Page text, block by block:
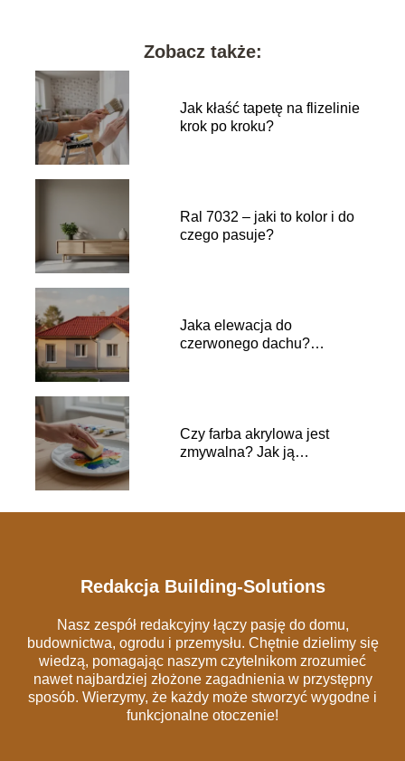
Zobacz także:
Jak kłaść tapetę na flizelinie
krok po kroku?
Ral 7032 – jaki to kolor i do
czego pasuje?
Jaka elewacja do
czerwonego dachu?
Czy farba akrylowa jest
zmywalna? Jak ją
Redakcja Building-Solutions
Nasz zespół redakcyjny łączy pasję do domu,
budownictwa, ogrodu i przemysłu. Chętnie dzielimy się
wiedzą, pomagając naszym czytelnikom zrozumieć
nawet najbardziej złożone zagadnienia w przystępny
sposób. Wierzymy, że każdy może stworzyć wygodne i
funkcjonalne otoczenie!